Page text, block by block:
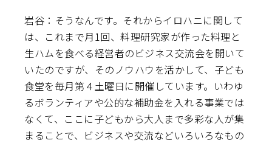
岩谷：そうなんです。それからイロハニに関して
は、これまで月1回、料理研究家が作った料理と
生ハムを食べる経営者のビジネス交流会を開いて
いたのですが、そのノウハウを活かして、子ども
食堂を毎月第４土曜日に開催しています。いわゆ
るボランティアや公的な補助金を入れる事業では
なくて、ここに子どもから大人まで多彩な人が集
まることで、ビジネスや交流などいろいろなもの